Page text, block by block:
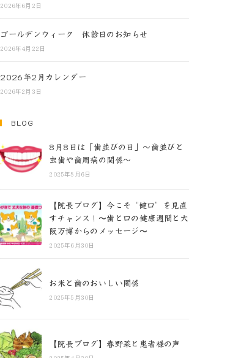
2026年6月2日
ゴールデンウィーク 休診日のお知らせ
2026年4月22日
2026年2月カレンダー
2026年2月3日
BLOG
8月8日は「歯並びの日」～歯並びと
虫歯や歯周病の関係～
2025年8月6日
【院長ブログ】今こそ“健口”を見直
すチャンス！〜歯と口の健康週間と大
阪万博からのメッセージ〜
2025年6月30日
お米と歯のおいしい関係
2025年5月30日
【院長ブログ】春野菜と患者様の声